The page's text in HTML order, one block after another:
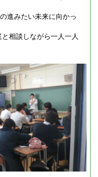
進みたい未来に向かっ
相談しながら一人一人